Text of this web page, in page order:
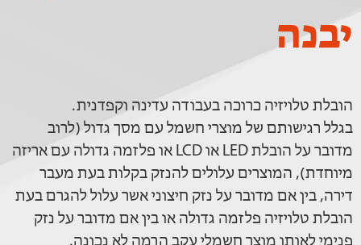
יבנה
הובלת טלויזיה כרוכה בעבודה עדינה וקפדנית.
בגלל רגישותם של מוצרי חשמל עם מסך גדול (לרוב
מדובר על הובלת LED או LCD או פלזמה גדולה עם אריזה
מיוחדת), המוצרים עלולים להנזק בקלות בעת מעבר
דירה, בין אם מדובר על נזק חיצוני אשר עלול להגרם בעת
הובלת טלויזיה פלזמה גדולה או בין אם מדובר על נזק
פנימי לאותו מוצר חשמלי עקב הרמה לא נכונה.